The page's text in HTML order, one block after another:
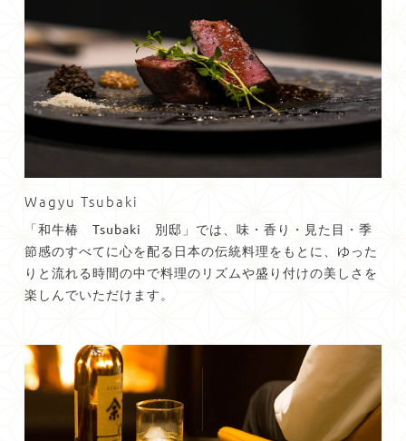
Wagyu Tsubaki
「和牛椿 Tsubaki 別邸」では、味・香り・見た目・季
節感のすべてに心を配る日本の伝統料理をもとに、 ゆった
りと流れる時間の中で料理のリズムや盛り付けの美しさを
楽 しんでいただけます。